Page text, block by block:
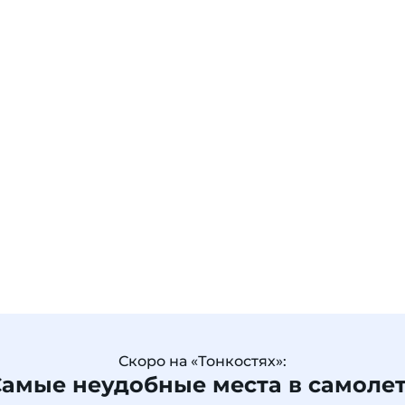
Скоро на «Тонкостях»:
неудобные места в